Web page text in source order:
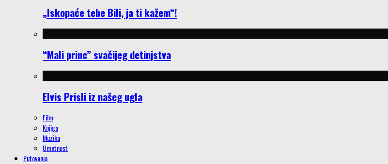
„Iskopaće tebe Bili, ja ti kažem“!
“Mali princ” svačijeg detinjstva
Elvis Prisli iz našeg ugla
Film
Knjiga
Muzika
Umetnost
Putovanja